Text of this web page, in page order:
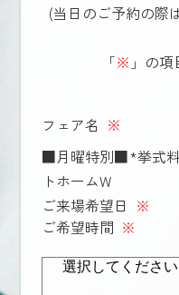
(当日のご予約の際
「※ 」の
フェア名 ※
■月曜特別■*挙式
トホームW
ご来場希望日 ※
ご希望時間 ※